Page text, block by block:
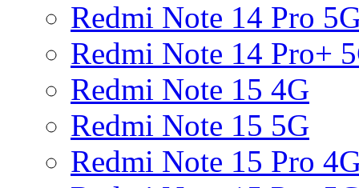
Redmi Note 14 Pro
Redmi Note 14 Pro+
Redmi Note 15 4G
Redmi Note 15 5G
Redmi Note 15 Pro